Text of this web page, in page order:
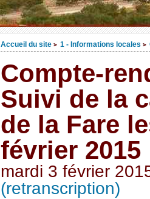
Accueil du site > 1 - Informations locales >
Compte-
Suivi de la
de la Fare
février 2015
mardi 3 février
(retranscription)